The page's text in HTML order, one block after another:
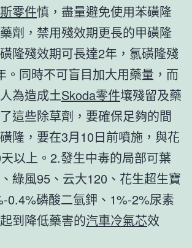
零件慎，盡量避免使用苯磺隆
劑，禁用殘效期更長的甲磺隆
隆殘效期可長達2年，氯磺隆殘
。同時不可盲目加大用藥量，而
為造成土Skoda零件壤殘留及藥
這些除草劑，要確保足夠的間
隆，要在3月10日前噴施，與花
以上。2.發生中毒的局部可葉
綠風95、云大120、花生超生寶
0.4%磷酸二氫鉀、1%-2%尿素
到降低藥害的汽車冷氣芯效